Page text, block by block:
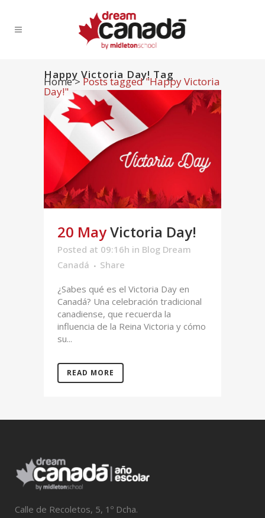
Happy Victoria Day! Tag
Home> Posts tagged "Happy Victoria
Day!"
20 MayVictoria Day!
Posted at 09:16h in Blog Dream
Canadá
Share
¿Sabes qué es el Victoria Day en
Canadá? Una celebración tradicional
canadiense, que recuerda la
influencia de la Reina Victoria y cómo
su...
READ MORE
Calle de Recoletos, 5, 1º Dcha.